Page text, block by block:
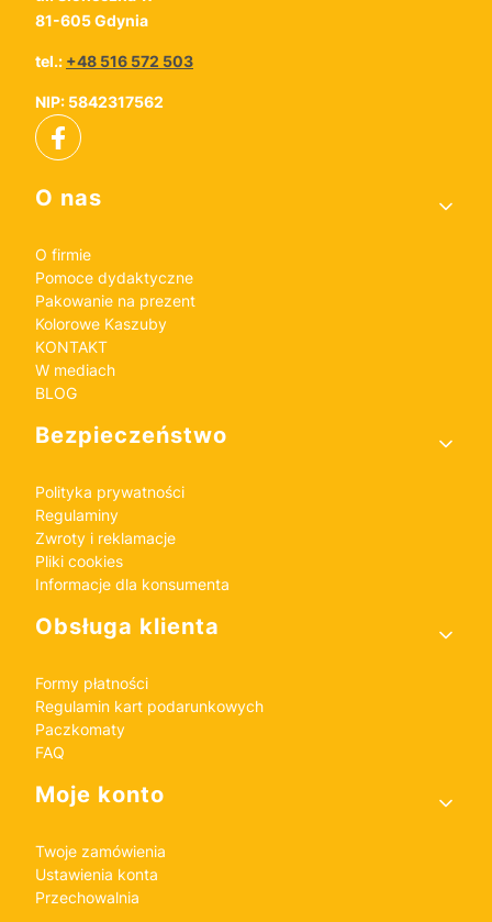
81-605 Gdynia
tel.: +48 516 572 503
NIP: 5842317562
Linki w stopce
O nas
O firmie
Pomoce dydaktyczne
Pakowanie na prezent
Kolorowe Kaszuby
KONTAKT
W mediach
BLOG
Bezpieczeństwo
Polityka prywatności
Regulaminy
Zwroty i reklamacje
Pliki cookies
Informacje dla konsumenta
Obsługa klienta
Formy płatności
Regulamin kart podarunkowych
Paczkomaty
FAQ
Moje konto
Twoje zamówienia
Ustawienia konta
Przechowalnia